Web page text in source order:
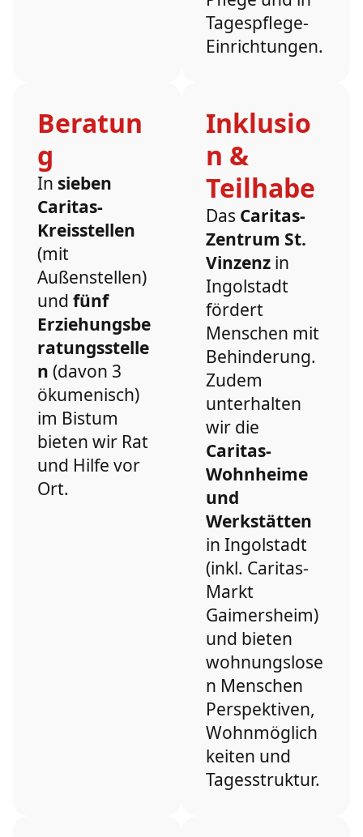
Tagespflege-
Einrichtungen.
Beratun
g
In sieben
Caritas-
Kreisstellen
(mit
Außenstellen)
und fünf
Erziehungsbe
ratungsstelle
n (davon 3
ökumenisch)
im Bistum
bieten wir Rat
und Hilfe vor
Ort.
Inklusio
n &
Teilhabe
Das Caritas-
Zentrum St.
Vinzenz in
Ingolstadt
fördert
Menschen mit
Behinderung.
Zudem
unterhalten
wir die
Caritas-
Wohnheime
und
Werkstätten
in Ingolstadt
(inkl. Caritas-
Markt
Gaimersheim)
und bieten
wohnungslose
n Menschen
Perspektiven,
Wohnmöglich
keiten und
Tagesstruktur.